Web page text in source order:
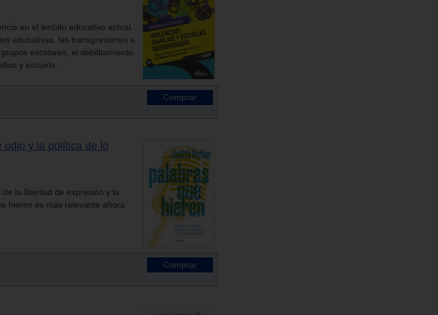
en el ámbito educativo actual.
educativas, las transgresiones a
escolares, el debilitamiento
y escuela.
odio y la política de lo
la libertad de expresión y la
hieren es más relevante ahora